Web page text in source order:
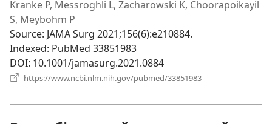
новому
вікні)
Kranke P, Messroghli L, Zacharowski K, Choorapoikayil
S, Meybohm P
Source‎: JAMA Surg 2021;156(6):e210884.
Indexed‎: PubMed 33851983
DOI‎: 10.1001/jamasurg.2021.0884
https://www.ncbi.nlm.nih.gov/pubmed/33851983